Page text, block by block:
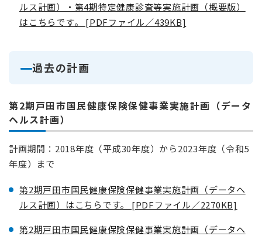
ルス計画）・第4期特定健康診査等実施計画（概要版）
はこちらです。 [PDFファイル／439KB]
過去の計画
第2期戸田市国民健康保険保健事業実施計画（データ
ヘルス計画）
計画期間：2018年度（平成30年度）から2023年度（令和5
年度）まで
第2期戸田市国民健康保険保健事業実施計画（データヘ
ルス計画）はこちらです。 [PDFファイル／2270KB]
第2期戸田市国民健康保険保健事業実施計画（データヘ